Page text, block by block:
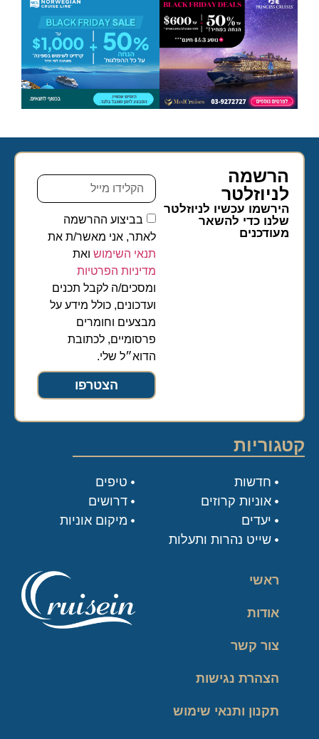
הרשמה
לניוזלטר​
הירשמו עכשיו לניוזלטר
שלנו כדי להשאר
מעודכנים
בביצוע ההרשמה
לאתר, אני מאשר/ת את
תנאי השימושואת
מדיניות הפרטיות
ומסכים/ה לקבל תכנים
ועדכונים, כולל מידע על
מבצעים וחומרים
פרסומיים, לכתובת
הדוא״ל שלי.
הצטרפו
ראשי
אודות
צור קשר
הצהרת נגישות
תקנון ותנאי שימוש
קטגוריות
טיפים
דרושים
מיקום אוניות
חדשות
אוניות קרוזים
יעדים
שייט נהרות ותעלות